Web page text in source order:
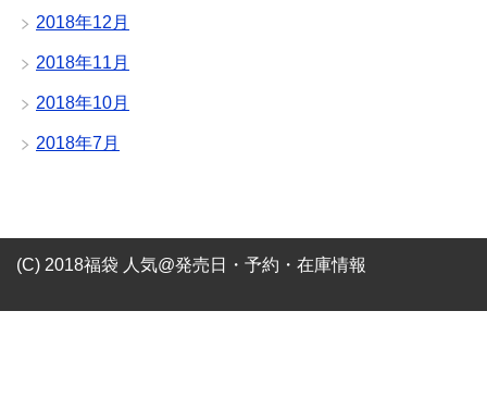
2018年12月
2018年11月
2018年10月
2018年7月
(C) 2018福袋 人気@発売日・予約・在庫情報